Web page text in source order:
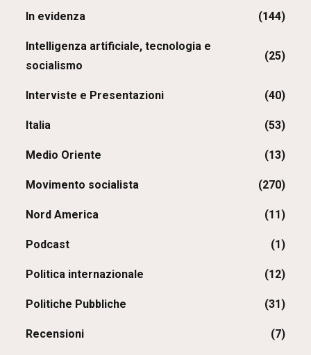
In evidenza (144)
Intelligenza artificiale, tecnologia e
socialismo
(25)
Interviste e Presentazioni (40)
Italia (53)
Medio Oriente (13)
Movimento socialista (270)
Nord America (11)
Podcast (1)
Politica internazionale (12)
Politiche Pubbliche (31)
Recensioni (7)